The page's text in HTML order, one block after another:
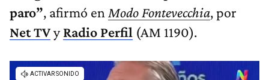
paro”, afirmó en Modo Fontevecchia, por
Net TVyRadio Perfil (AM 1190).